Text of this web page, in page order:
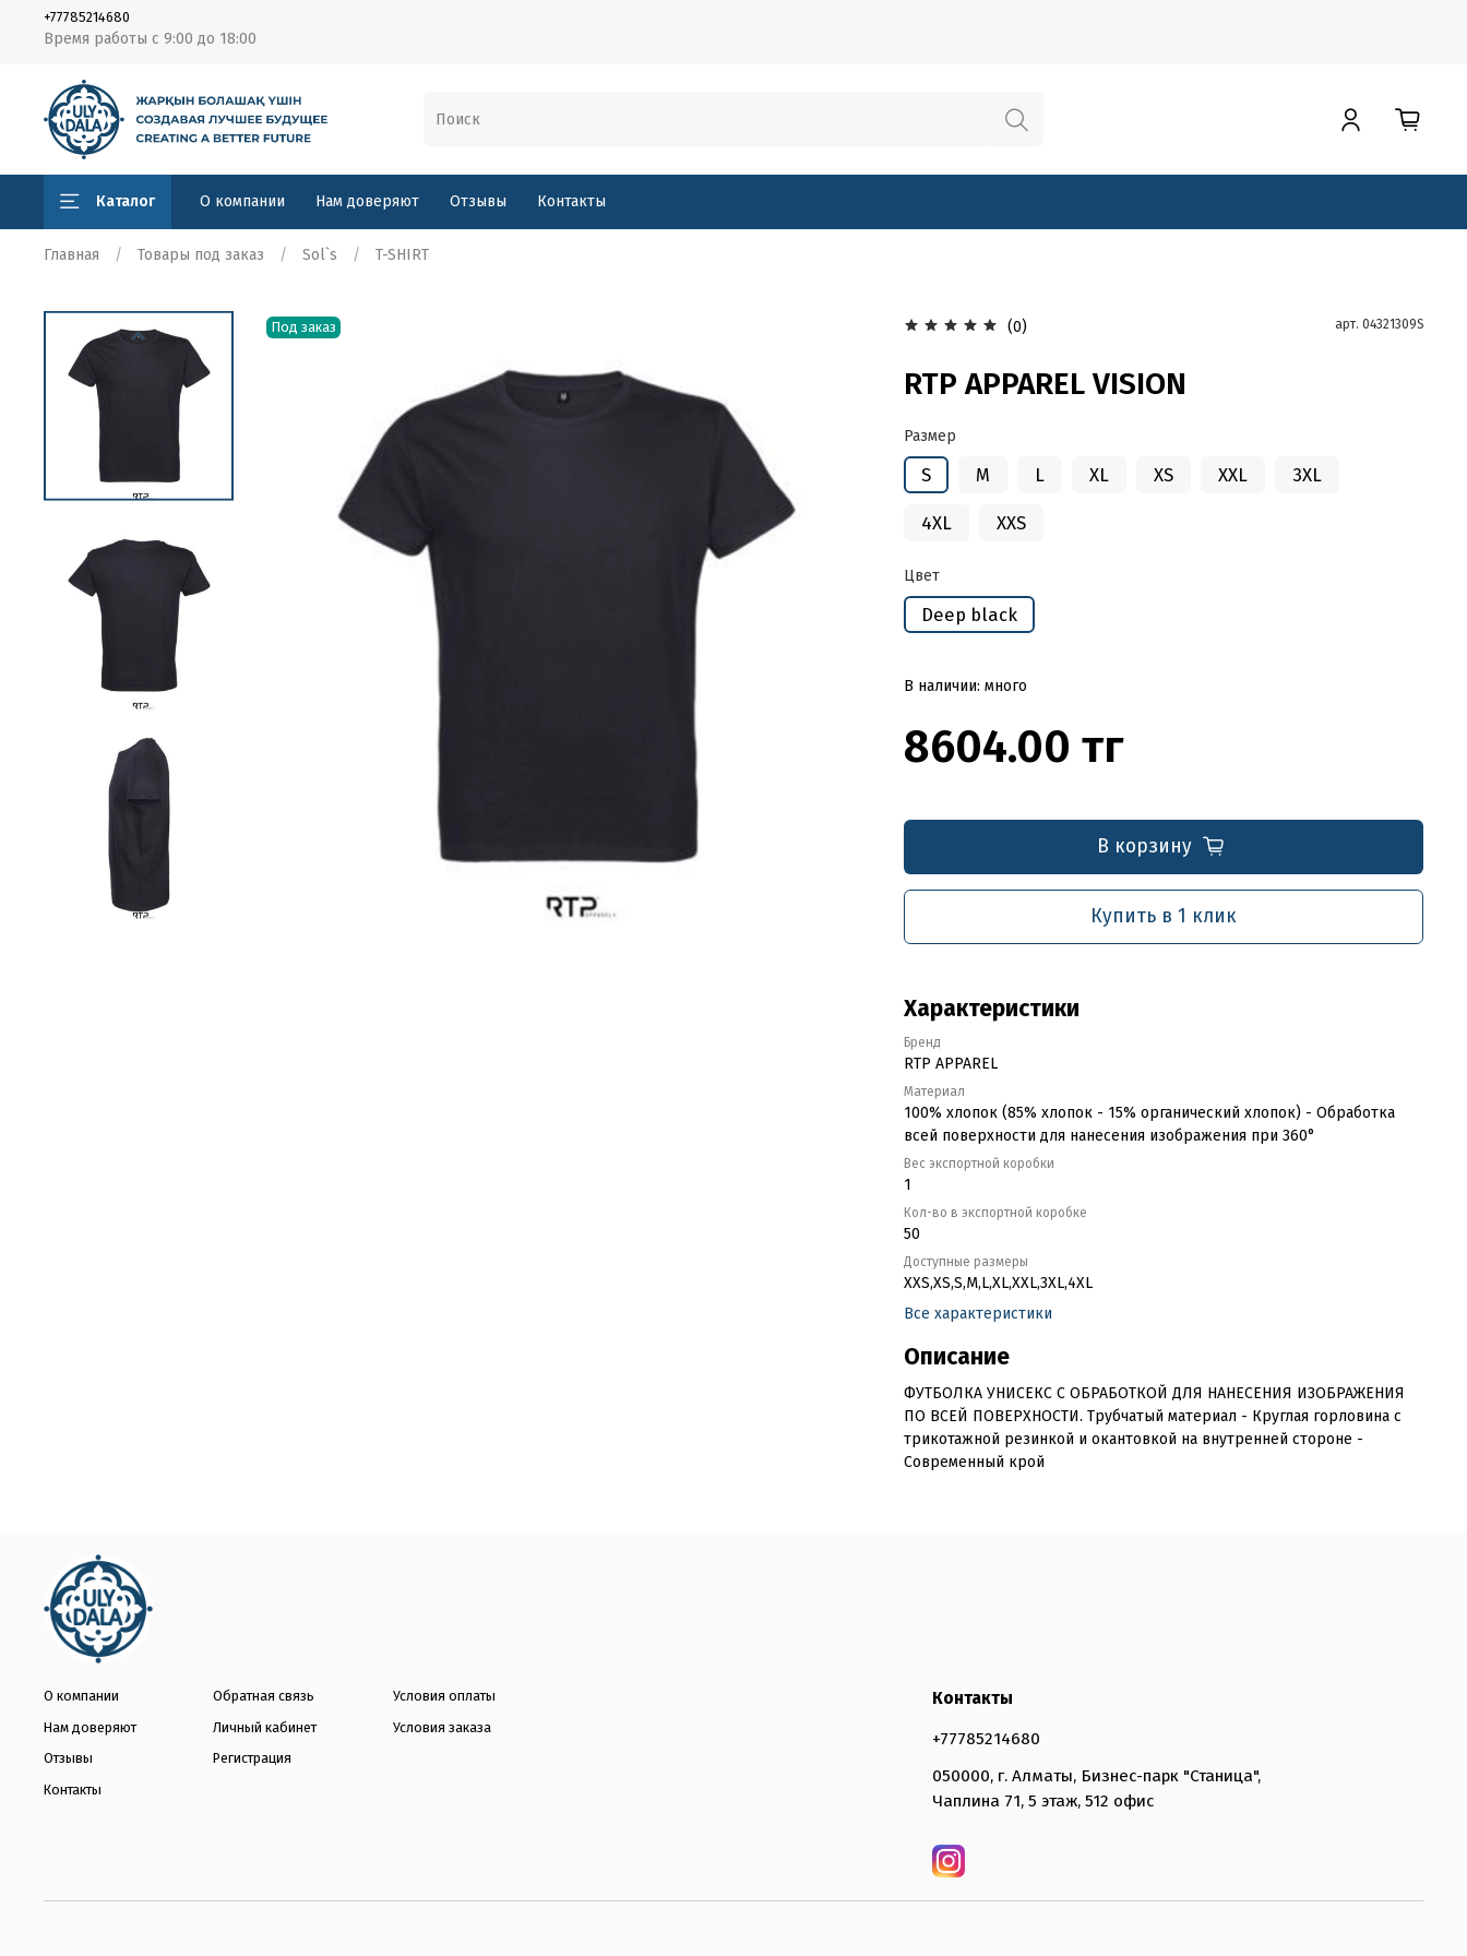
Время работы с 9:00 до 18:00
+77785214680
Каталог О компании Нам доверяют Отзывы Контакты
Главная Товары под заказ Sol`s T-SHIRT
Под заказ (0) арт. 04321309S
RTP APPAREL VISION
Размер
S M L XL XS XXL 3XL
4XL XXS
Цвет
Deep black
В наличии: много
8604.00 тг
В корзину
Купить в 1 клик
Характеристики
Бренд
RTP APPAREL
Материал
100% хлопок (85% хлопок - 15% органический хлопок) - Обработка
всей поверхности для нанесения изображения при 360°
Вес экспортной коробки
1
Кол-во в экспортной коробке
50
Доступные размеры
XXS,XS,S,M,L,XL,XXL,3XL,4XL
Все характеристики
Описание
ФУТБОЛКА УНИСЕКС С ОБРАБОТКОЙ ДЛЯ НАНЕСЕНИЯ ИЗОБРАЖЕНИЯ
ПО ВСЕЙ ПОВЕРХНОСТИ. Трубчатый материал - Круглая горловина с
трикотажной резинкой и окантовкой на внутренней стороне -
Современный крой
О компании
Нам доверяют
Отзывы
Контакты
Обратная связь
Личный кабинет
Регистрация
Условия оплаты
Условия заказа
Контакты
+77785214680
050000, г. Алматы, Бизнес-парк "Станица",
Чаплина 71, 5 этаж, 512 офис